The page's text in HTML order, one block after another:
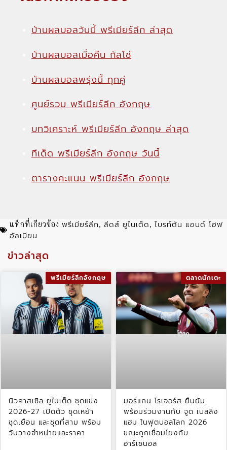
บ้านผลบอลวันนี้ พรีเมียร์ลีก ล่าสุด
บ้านผลบอลเมื่อคืน กัลโช่
บ้านผลบอลพรุ่งนี้ ทุกคู่
ศูนย์รวม พรีเมียร์ลีก อังกฤษ
บทวิเคราะห์ พรีเมียร์ลีก อังกฤษ ล่าสุด
ทีเด็ด พรีเมียร์ลีก อังกฤษ วันนี้
ตารางคะแนน พรีเมียร์ลีก อังกฤษ
แท็กที่เกียวข้อง พรีเมียร์ลีก, ลีดส์ ยูไนเต็ด, ไบรท์ตัน แอนด์ โฮฟ
อัลเบียน
ข่าวล่าสุด
พรีเมียร์ลีกอังกฤษ
นิวคาสเซิล ยูไนเต็ด ชุดแข่ง
2026-27 เปิดตัว ชุดเหย้า
ชุดเยือน และชุดที่สาม พร้อม
วันวางจำหน่ายและราคา
ตลาดนักเตะ
มอร์แกน โรเจอร์ส ยืนยัน
พร้อมร่วมงานกับ จูด เบลลิ่ง
แฮม ในฟุตบอลโลก 2026
ขณะถูกเชื่อมโยงกับ
อาร์เซนอล